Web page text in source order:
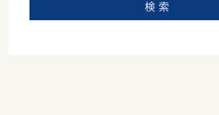
検 索